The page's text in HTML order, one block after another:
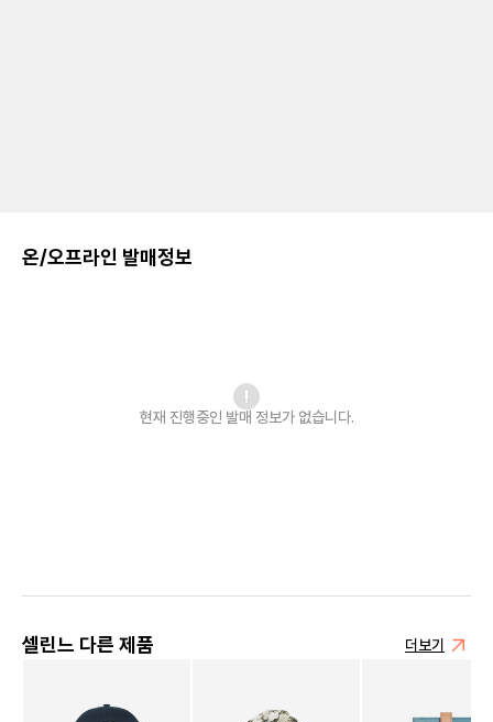
온/오프라인 발매정보
현재 진행중인 발매 정보가 없습니다.
셀린느 다른 제품 더보기